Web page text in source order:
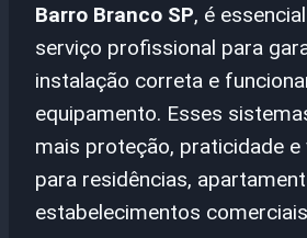
Barro Branco SP, é
serviço profissional para
instalação correta e
equipamento. Esses
mais proteção, praticidade e
para residências,
estabelecimentos